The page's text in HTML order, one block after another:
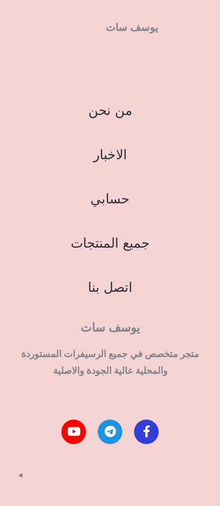
يوسف سات
من نحن
الاخبار
حسابي
جميع المنتجات
اتصل بنا
يوسف سات
متجر متخصص في جميع الرسيفرات المستوردة
والمحلية عالية الجودة والاصلية